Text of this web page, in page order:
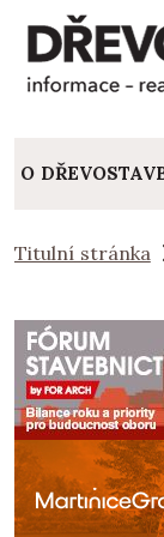
O
Titulní stránka